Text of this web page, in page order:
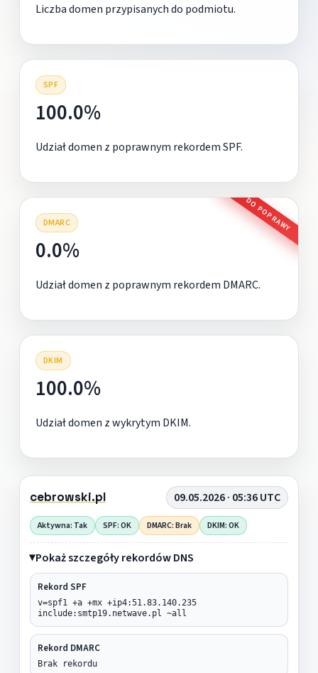
Liczba domen przypisanych do podmiotu.
SPF
100.0%
Udział domen z poprawnym rekordem SPF.
DMARC DO POPRAWY
0.0%
Udział domen z poprawnym rekordem DMARC.
DKIM
100.0%
Udział domen z wykrytym DKIM.
cebrowski.pl 09.05.2026 · 05:36 UTC
Aktywna: Tak SPF: OK DMARC: Brak DKIM: OK
Pokaż szczegóły rekordów DNS
Rekord SPF
v=spf1 +a +mx +ip4:51.83.140.235
include:smtp19.netwave.pl ~all
Rekord DMARC
Brak rekordu